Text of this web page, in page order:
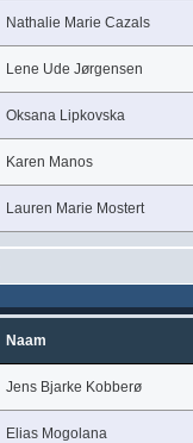
Nathalie Marie Cazals
Lene Ude Jørgensen
Oksana Lipkovska
Karen Manos
Lauren Marie Mostert
Naam
Jens Bjarke Kobberø
Elias Mogolana